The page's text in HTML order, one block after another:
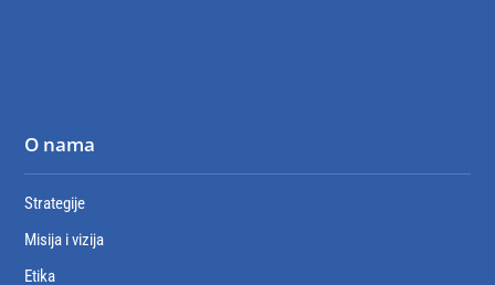
O nama
Strategije
Misija i vizija
Etika